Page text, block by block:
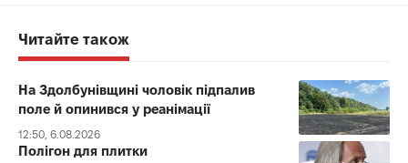
Читайте також
На Здолбунівщині чоловік підпалив
поле й опинився у реанімації
12:50, 6.08.2026
Полігон для плитки